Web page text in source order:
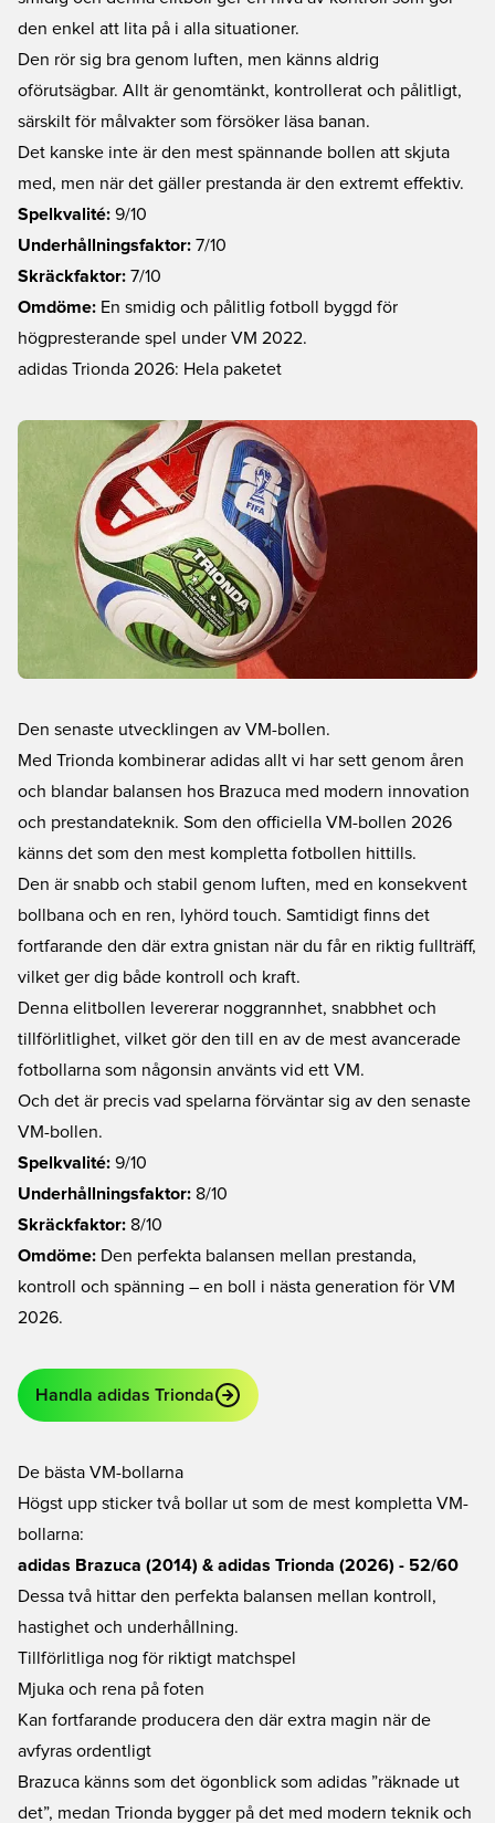
den enkel att lita på i alla situationer.
Den rör sig bra genom luften, men känns aldrig
oförutsägbar. Allt är genomtänkt, kontrollerat och pålitligt,
särskilt för målvakter som försöker läsa banan.
Det kanske inte är den mest spännande bollen att skjuta
med, men när det gäller prestanda är den extremt effektiv.
Spelkvalité: 9/10
Underhållningsfaktor: 7/10
Skräckfaktor: 7/10
Omdöme: En smidig och pålitlig fotboll byggd för
högpresterande spel under VM 2022.
adidas Trionda 2026: Hela paketet
Den senaste utvecklingen av VM-bollen.
Med Trionda kombinerar adidas allt vi har sett genom åren
och blandar balansen hos Brazuca med modern innovation
och prestandateknik. Som den officiella VM-bollen 2026
känns det som den mest kompletta fotbollen hittills.
Den är snabb och stabil genom luften, med en konsekvent
bollbana och en ren, lyhörd touch. Samtidigt finns det
fortfarande den där extra gnistan när du får en riktig fullträff,
vilket ger dig både kontroll och kraft.
Denna elitbollen levererar noggrannhet, snabbhet och
tillförlitlighet, vilket gör den till en av de mest avancerade
fotbollarna som någonsin använts vid ett VM.
Och det är precis vad spelarna förväntar sig av den senaste
VM-bollen.
Spelkvalité: 9/10
Underhållningsfaktor: 8/10
Skräckfaktor: 8/10
Omdöme: Den perfekta balansen mellan prestanda,
kontroll och spänning – en boll i nästa generation för VM
2026.
Handla adidas Trionda
De bästa VM-bollarna
Högst upp sticker två bollar ut som de mest kompletta VM-
bollarna:
adidas Brazuca (2014) & adidas Trionda (2026) - 52/60
Dessa två hittar den perfekta balansen mellan kontroll,
hastighet och underhållning.
Tillförlitliga nog för riktigt matchspel
Mjuka och rena på foten
Kan fortfarande producera den där extra magin när de
avfyras ordentligt
Brazuca känns som det ögonblick som adidas ”räknade ut
det”, medan Trionda bygger på det med modern teknik och